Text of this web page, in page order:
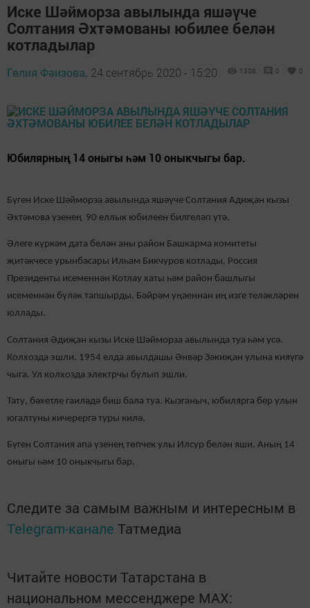
Иске Шәйморза авылында яшәүче
Солтания Әхтәмованы юбилее белән
котладылар
Гөлия Фәизова, 24 сентябрь 2020 - 15:20 1308 0 0
Юбилярның 14 оныгы һәм 10 оныкчыгы бар.
Бүген Иске Шәйморза авылында яшәүче Солтания Адиҗан кызы
Әхтәмова үзенең 90 еллык юбилеен билгеләп үтә.
Әлеге күркәм дата белән аны район Башкарма комитеты
җитәкчесе урынбасары Илһам Бикчуров котлады. Россия
Президенты исеменнән Котлау хаты һәм район башлыгы
исеменнән бүләк тапшырды. Бәйрәм уңаеннан иң изге теләкләрен
юллады.
Солтания Әдиҗан кызы Иске Шәйморза авылында туа һәм үсә.
Колхозда эшли. 1954 елда авылдашы Әнвәр Зәкиҗан улына кияүгә
чыга. Ул колхозда электрчы булып эшли.
Тату, бәхетле гаиләдә биш бала туа. Кызганыч, юбилярга бер улын
югалтуны кичерергә туры килә.
Бүген Солтания апа үзенең төпчек улы Илсур белән яши. Аның 14
оныгы һәм 10 оныкчыгы бар.
Следите за самым важным и интересным в
Telegram-канале Татмедиа
Читайте новости Татарстана в
национальном мессенджере MАХ: